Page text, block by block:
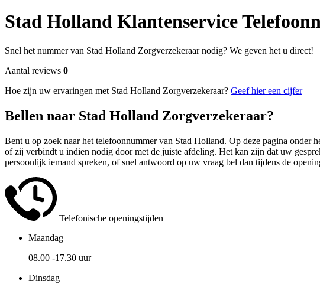
Stad Holland Klantenservice
Snel het nummer van Stad Holland Zorgverzekeraar nodig? We geven het u direct!
Aantal reviews 0
Hoe zijn uw ervaringen met Stad Holland Zorgverzekeraar? Geef hier een cijfer
Bellen naar Stad Holland Zorgverzekeraar?
Bent u op zoek naar het telefoonnummer van Stad Holland. Op deze pagina onder
of zij verbindt u indien nodig door met de juiste afdeling. Het kan zijn dat uw
persoonlijk iemand spreken, of snel antwoord op uw vraag bel dan tijdens de
Telefonische openingstijden
Maandag
08.00 -17.30 uur
Dinsdag